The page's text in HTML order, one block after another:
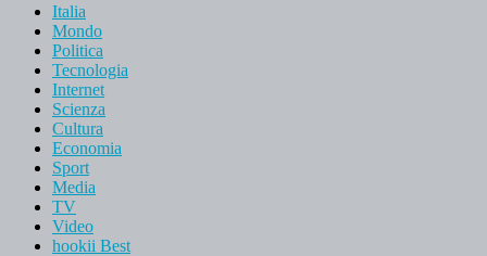
Italia
Mondo
Politica
Tecnologia
Internet
Scienza
Cultura
Economia
Sport
Media
TV
Video
hookii Best